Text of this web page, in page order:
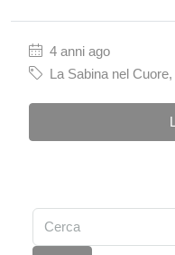
4 anni ago
La Sabina nel Cuore,